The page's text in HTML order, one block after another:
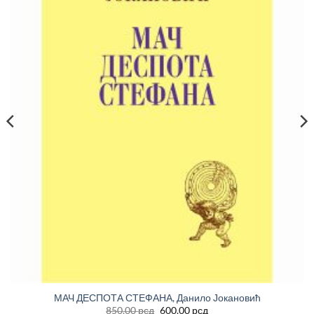
МАЧ ДЕСПОТА СТЕФАНА, Данило Јокановић
850.00рсд Оригинална
600.00 рсдТренутна